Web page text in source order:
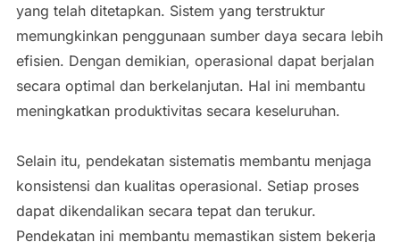
yang telah ditetapkan. Sistem yang terstruktur
memungkinkan penggunaan sumber daya secara lebih
efisien. Dengan demikian, operasional dapat berjalan
secara optimal dan berkelanjutan. Hal ini membantu
meningkatkan produktivitas secara keseluruhan.
Selain itu, pendekatan sistematis membantu menjaga
konsistensi dan kualitas operasional. Setiap proses
dapat dikendalikan secara tepat dan terukur.
Pendekatan ini membantu memastikan sistem bekerja